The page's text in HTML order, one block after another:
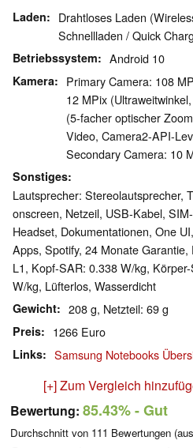
Laden
Drahtloses Laden
Schnellladen / Quick
Betriebssystem Android 10
Kamera
Primary Camera: 108
12 MPix
(5-facher optischer
Video, Camera2-API-
Secondary Camera: 10
Sonstiges
Lautsprecher: Stereolautsprecher,
onscreen, Netzeil, USB-Kabel,
Headset, Dokumentationen, One
Apps, Spotify, 24 Monate Garantie,
L1, Kopf-SAR: 0.338 W/kg,
W/kg, Lüfterlos, Wasserdicht
Gewicht 208 g, Netzteil: 69 g
Preis 1266 Euro
Links Samsung Notebooks
[+] Zum Vergleich
Bewertung: 85.43%- Gut
Durchschnitt von 111 Bewertungen (aus